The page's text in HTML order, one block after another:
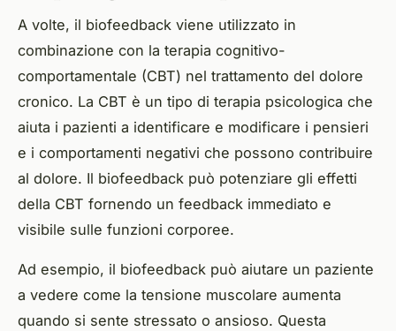
A volte, il biofeedback viene utilizzato in
combinazione con la terapia cognitivo-
comportamentale (CBT) nel trattamento del dolore
cronico. La CBT è un tipo di terapia psicologica che
aiuta i pazienti a identificare e modificare i pensieri
e i comportamenti negativi che possono contribuire
al dolore. Il biofeedback può potenziare gli effetti
della CBT fornendo un feedback immediato e
visibile sulle funzioni corporee.
Ad esempio, il biofeedback può aiutare un paziente
a vedere come la tensione muscolare aumenta
quando si sente stressato o ansioso. Questa